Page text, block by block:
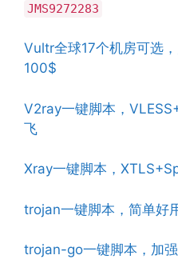
JMS9272283
Vultr全球17个机房可选
100$
V2ray一键脚本，
飞
Xray一键脚本，
trojan一键脚本，简单好
trojan-go一键脚本，加